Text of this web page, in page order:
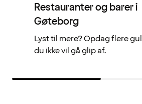
Restauranter og barer i
Gøteborg
Lyst til mere? Opdag flere
du ikke vil gå glip af.